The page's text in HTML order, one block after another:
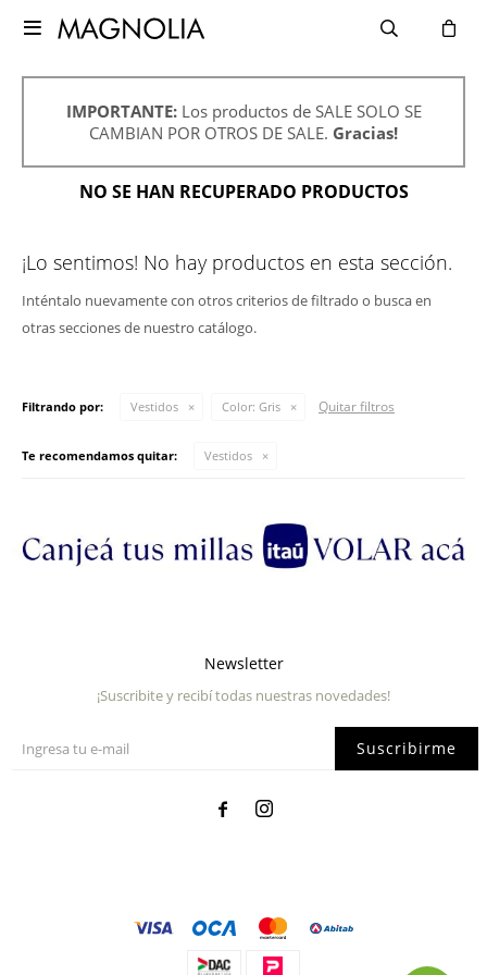

IMPORTANTE: Los productos de SALE SOLO SE
CAMBIAN POR OTROS DE SALE. Gracias!
NO SE HAN RECUPERADO PRODUCTOS
¡Lo sentimos! No hay productos en esta sección.
Inténtalo nuevamente con otros criterios de filtrado o busca en
otras secciones de nuestro catálogo.
Filtrando por: Vestidos Color: Gris Quitar filtros
Te recomendamos quitar: Vestidos
Newsletter
¡Suscribite y recibí todas nuestras novedades!
Suscribirme
 